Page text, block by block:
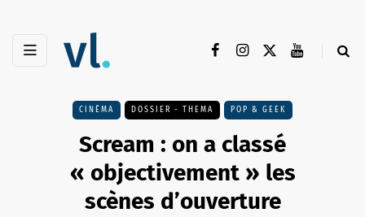
CINÉMA DOSSIER - THEMA POP & GEEK
Scream : on a classé
« objectivement » les
scènes d’ouverture